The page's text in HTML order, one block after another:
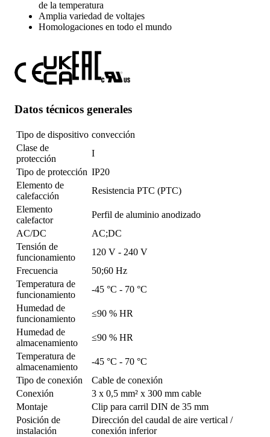
de la temperatura
Amplia variedad de voltajes
Homologaciones en todo el mundo
Datos técnicos generales
Tipo de dispositivo convección
Clase de
protección
I
Tipo de protección IP20
Elemento de
calefacción
Resistencia PTC (PTC)
Elemento
calefactor
Perfil de aluminio anodizado
AC/DC
AC;DC
Tensión de
funcionamiento
120 V - 240 V
Frecuencia
50;60 Hz
Temperatura de
funcionamiento
-45 °C - 70 °C
Humedad de
funcionamiento
≤90 % HR
Humedad de
almacenamiento
≤90 % HR
Temperatura de
almacenamiento
-45 °C - 70 °C
Tipo de conexión
Cable de conexión
Conexión
3 x 0,5 mm² x 300 mm cable
Montaje
Clip para carril DIN de 35 mm
Posición de
instalación
Dirección del caudal de aire vertical /
conexión inferior